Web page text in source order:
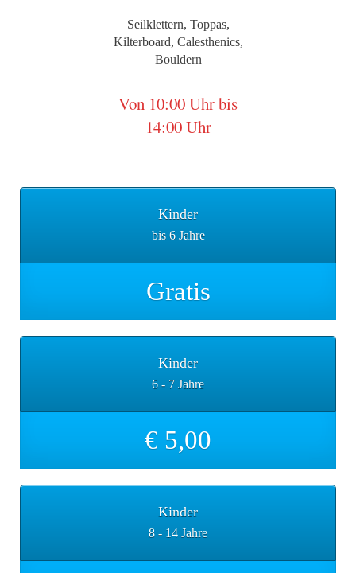
Seilklettern, Toppas,
Kilterboard, Calesthenics,
Bouldern
Von 10:00 Uhr bis
14:00 Uhr
Kinder
bis 6 Jahre
Gratis
Kinder
6 - 7 Jahre
€ 5,00
Kinder
8 - 14 Jahre